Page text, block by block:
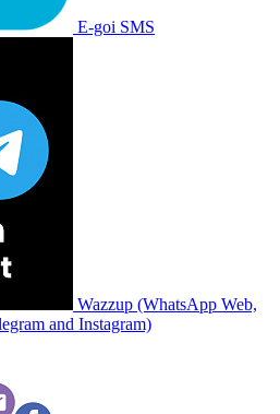
E-goi SMS
Wazzup (WhatsApp Web,
and Instagram)